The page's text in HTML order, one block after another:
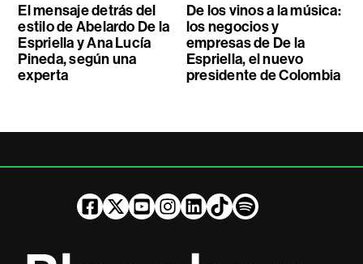
El mensaje detrás del
estilo de Abelardo De la
Espriella y Ana Lucía
Pineda, según una
experta
De los vinos a la música:
los negocios y
empresas de De la
Espriella, el nuevo
presidente de Colombia